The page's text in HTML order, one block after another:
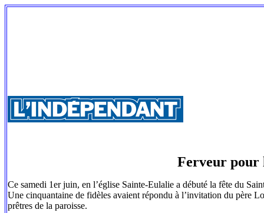
Ferveur pour
Ce samedi 1er juin, en l’église Sainte-Eulalie a débuté la fête du
Une cinquantaine de fidèles avaient répondu à l’invitation du père
prêtres de la paroisse.